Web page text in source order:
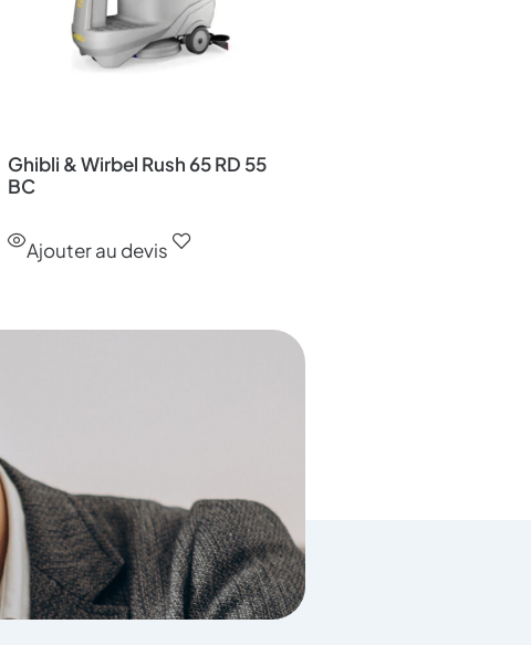
Ghibli & Wirbel Rush 65 RD 55
BC
Ajouter au devis